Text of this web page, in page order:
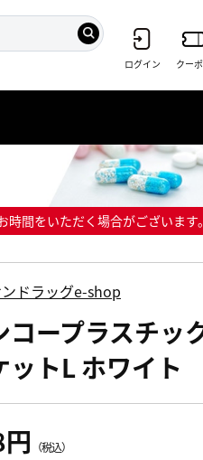
ログイン クー
間をいただく場合がございます
ドラッグe-shop
コープラスチッ
ットL ホワイト
（税込）